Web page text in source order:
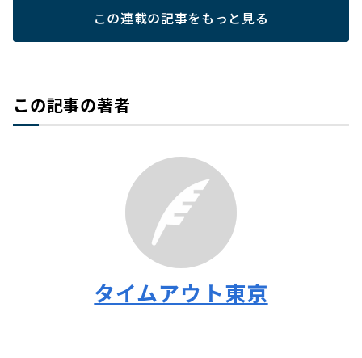
この連載の記事をもっと見る
この記事の著者
タイムアウト東京